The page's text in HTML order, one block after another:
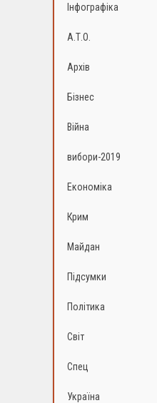
Інфографіка
А.Т.О.
Архів
Бізнес
Війна
вибори-2019
Економіка
Крим
Майдан
Підсумки
Політика
Світ
Спец
Україна